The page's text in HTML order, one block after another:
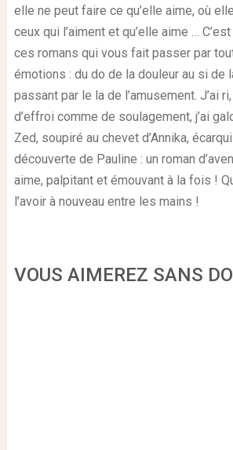
elle ne peut faire ce qu’elle aime, où
ceux qui l’aiment et qu’elle aime …
ces romans qui vous fait passer par
émotions : du do de la douleur au si de
passant par le la de l’amusement. J’ai
d’effroi comme de soulagement, j’ai
Zed, soupiré au chevet d’Annika,
découverte de Pauline : un roman
aime, palpitant et émouvant à la fois !
l’avoir à nouveau entre les mains !
VOUS AIMEREZ SANS